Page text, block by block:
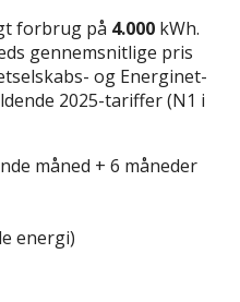
forbrug på 4.000 kWh.
gennemsnitlige pris
og Energinet-
2025-tariffer (N1 i
måned + 6 måneder
energi)